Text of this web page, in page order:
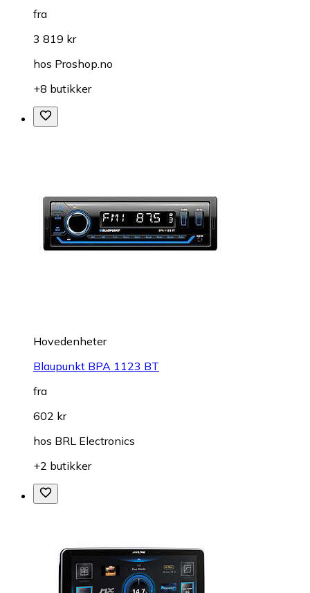
fra
3 819 kr
hos Proshop.no
+8 butikker
Hovedenheter
Blaupunkt BPA 1123 BT
fra
602 kr
hos BRL Electronics
+2 butikker